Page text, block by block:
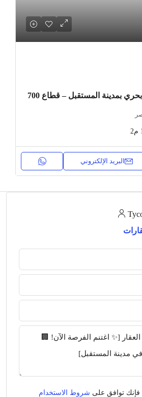
م2
البريد الإلكتروني
فإنك توافق على شروط الاستخدام